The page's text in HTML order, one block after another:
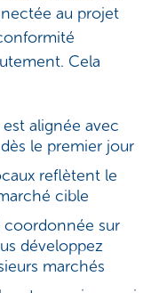
au projet
Cela
alignée avec
le premier jour
reflètent le
cible
sur
développez
marchés